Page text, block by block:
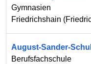
Gymnasien
Friedrichshain (
August-Sander-
Berufsfachschule